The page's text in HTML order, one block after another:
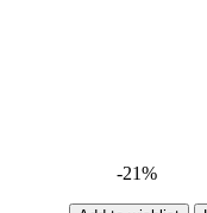
-21%